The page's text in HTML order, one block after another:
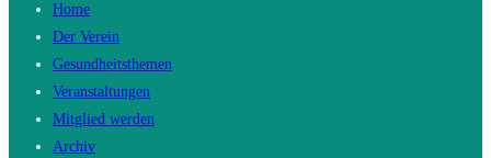
Home
Der Verein
Gesundheitsthemen
Veranstaltungen
Mitglied werden
Archiv